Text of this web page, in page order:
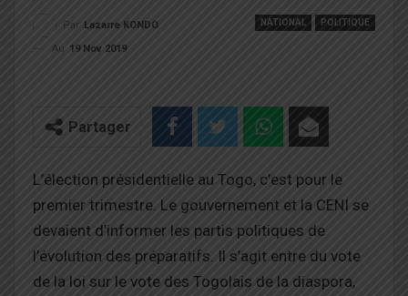
NATIONAL POLITIQUE
Par Lazarre KONDO
Au
19 Nov 2019
Partager
L’élection présidentielle au Togo, c’est pour le
premier trimestre. Le gouvernement et la CENI se
devaient d’informer les partis politiques de
l’évolution des préparatifs. Il s’agit entre du vote
de la loi sur le vote des Togolais de la diaspora,